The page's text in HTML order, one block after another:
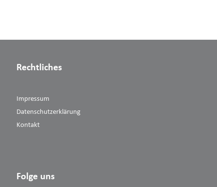
Rechtliches
Impressum
Datenschutzerklärung
Kontakt
Folge uns